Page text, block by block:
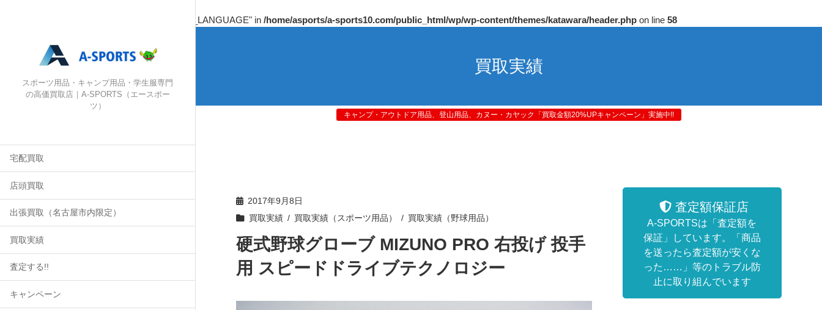
: Undefined array key "HTTP_ACCEPT_LANGUAGE" in /home/asports/a-sports10.com/public_html/wp/wp-content/themes/katawara/header.php on line 58
スポーツ用品・キャンプ用品・学生服専門
の高価買取店｜A-SPORTS（エースポー
ツ）
宅配買取
店頭買取
出張買取（名古屋市内限定）
買取実績
査定する!!
キャンペーン
買取実績
キャンプ・アウトドア用品、登山用品、カヌー・カヤック「買取金額20%UPキャンペーン」実施中!!
2017年9月8日
買取実績
買取実績（スポーツ用品） 買取実績（野球用品）
硬式野球グローブ MIZUNO PRO 右投げ 投手
用 スピードドライブテクノロジー
査定額保証店
A-SPORTSは「査定額を
保証」しています。「商品
を送ったら査定額が安くな
った……」等のトラブル防
止に取り組んでいます